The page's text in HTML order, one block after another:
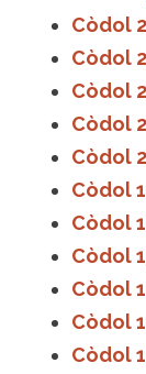
Còdol
Còdol
Còdol
Còdol
Còdol
Còdol
Còdol
Còdol
Còdol
Còdol
Còdol